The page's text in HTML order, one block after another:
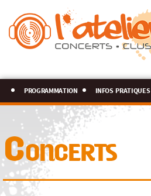
programmation infos pratiques
Concerts